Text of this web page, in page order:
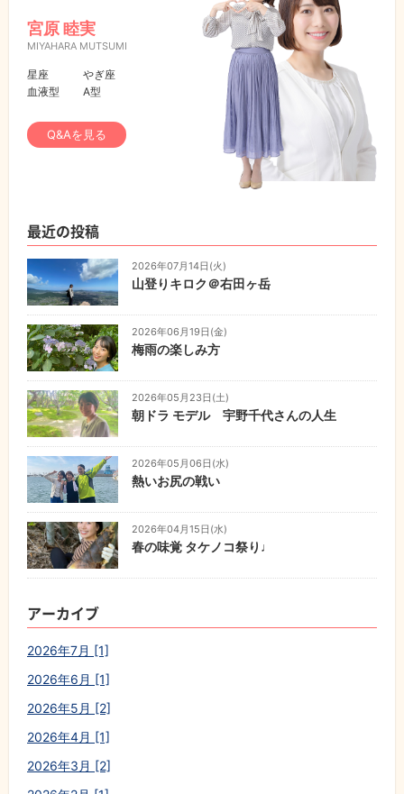
宮原 睦実
MIYAHARA MUTSUMI
星座
やぎ座
血液型
A型
Q&Aを見る
最近の投稿
2026年07月14日(火)
山登りキロク＠右田ヶ岳
2026年06月19日(金)
梅雨の楽しみ方
2026年05月23日(土)
朝ドラ モデル 宇野千代さんの人生
2026年05月06日(水)
熱いお尻の戦い
2026年04月15日(水)
春の味覚 タケノコ祭り♩
アーカイブ
2026年7月 [1]
2026年6月 [1]
2026年5月 [2]
2026年4月 [1]
2026年3月 [2]